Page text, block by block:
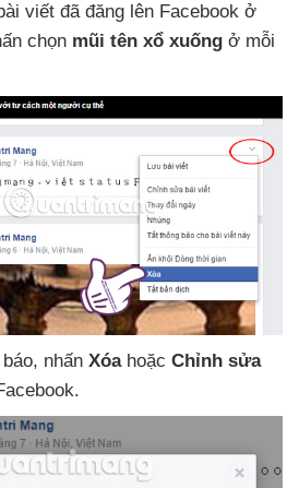
viết đã đăng lên Facebook ở
chọn mũi tên xổ xuống ở mỗi
, nhấn Xóa hoặc Chỉnh sửa